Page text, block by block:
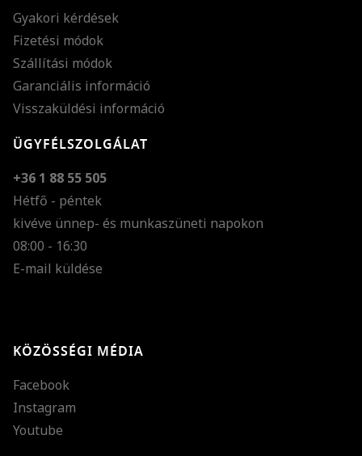
Gyakori kérdések
Fizetési módok
Szállítási módok
Garanciális információ
Visszaküldési információ
ÜGYFÉLSZOLGÁLAT
+36 1 88 55 505
Hétfő - péntek
kivéve ünnep- és munkaszüneti napokon
08:00 - 16:30
E-mail küldése
KÖZÖSSÉGI MÉDIA
Facebook
Instagram
Youtube